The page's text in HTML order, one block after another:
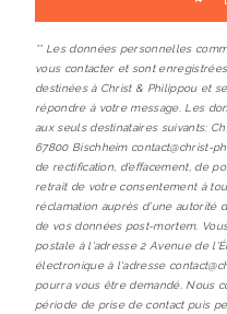
** Les données personnelles
vous contacter et sont
destinées à Christ & Philippou et
répondre à votre message. Les
aux seuls destinataires suivants:
67800 Bischheim contact@christ-
de rectification, d’effacement, de
retrait de votre consentement à
réclamation auprès d’une autorité
de vos données post-mortem.
postale à l'adresse 2 Avenue de
électronique à l'adresse
pourra vous être demandé. Nous
période de prise de contact puis